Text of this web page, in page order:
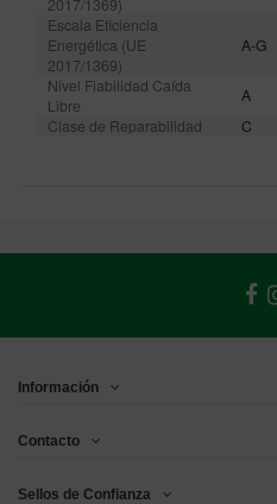
2017/1369)
Escala Eficiencia
Energética (UE
2017/1369)
A-G
Nivel Fiabilidad Caída
Libre
A
Clase de Reparabilidad
C
Información
Contacto
Sellos de Confianza